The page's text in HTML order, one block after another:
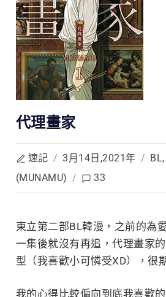
代理畫家
速記 / 3月14日,2021年 / BL,
(MUNAMU) / 33
東立第二部BL韓漫，之前的為
一集後就沒有再追，代理畫家
型（我喜歡小可憐受XD），很
我的心得比較偏向到底我喜歡